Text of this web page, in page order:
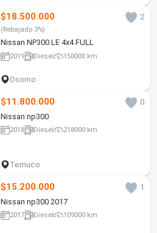
$18.500.000 2
(Rebajado 3%)
Nissan NP300 LE 4x4 FULL
2019 Diesel 150000 km
Osorno
$11.800.000
0
Nissan np300
2018 Diesel 218000 km
Temuco
$15.200.000
1
Nissan np300 2017
2017 Diesel 109000 km